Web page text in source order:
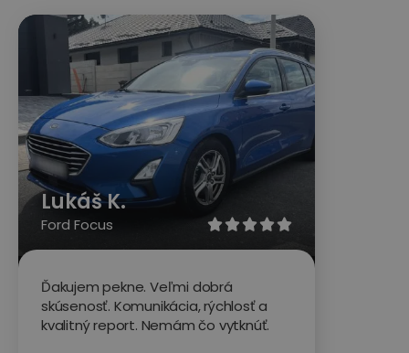
 
Lukáš K.
Ford Focus
Ďakujem pekne. Veľmi dobrá
skúsenosť. Komunikácia, rýchlosť a
kvalitný report. Nemám čo vytknúť.